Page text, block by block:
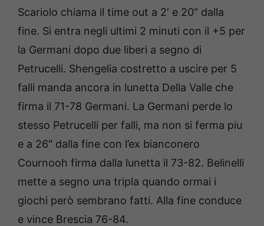
Scariolo chiama il time out a 2′ e 20” dalla
fine. Si entra negli ultimi 2 minuti con il +5 per
la Germani dopo due liberi a segno di
Petrucelli. Shengelia costretto a uscire per 5
falli manda ancora in lunetta Della Valle che
firma il 71-78 Germani. La Germani perde lo
stesso Petrucelli per falli, ma non si ferma piu
e a 26″ dalla fine con l’ex bianconero
Cournooh firma dalla lunetta il 73-82. Belinelli
mette a segno una tripla quando ormai i
giochi però sembrano fatti. Alla fine conduce
e vince Brescia 76-84.